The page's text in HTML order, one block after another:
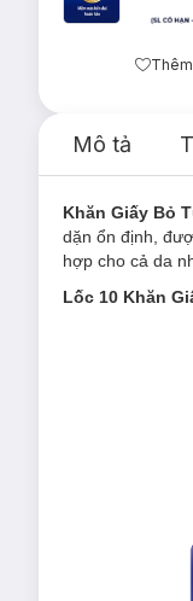
Mô tả
Khăn Giấy Bỏ
dặn ổn định,
hợp cho cả da
Lốc 10 Khăn